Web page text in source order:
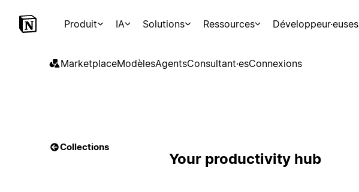
Produit IA Solutions Ressources Développeur·euses
MarketplaceModèlesAgentsConsultant·esConnexions
Collections
Your productivity hub